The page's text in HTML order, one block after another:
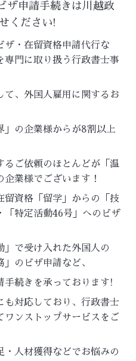
ザ申請手続きは川越政
ください!
ザ・在留資格申請代行な
専門に取り扱う行政書士事
て、外国人雇用に関するお
」の企業様からが8割以上
るご依頼のほとんどが「温
業様でございます！
留資格「留学」からの「技
「特定活動46号」へのビザ
」で受け入れた外国人の
」のビザ申請など、
手続きを承っております!
も対応しており、行政書士
ンストップサービスをご
・人材獲得などでお悩みの